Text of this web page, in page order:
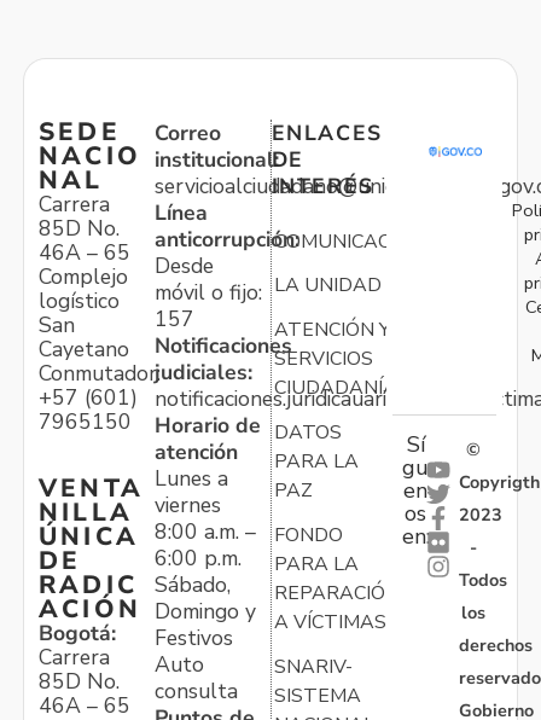
SEDE
NACIO
NAL
Carrera
85D No.
46A – 65
Complejo
logístico
San
Cayetano
Conmutador:
+57 (601)
7965150
VENTA
NILLA
ÚNICA
DE
RADIC
ACIÓN
Bogotá:
Carrera
85D No.
46A – 65
Correo
institucional:
Línea
anticorrupción:
Desde
móvil o fijo:
157
Notificaciones
judiciales:
Horario de
atención
Lunes a
viernes
8:00 a.m. –
6:00 p.m.
Sábado,
Domingo y
Festivos
Auto
consulta
ENLACES
DE
INTERÉS
COMUNICACIONES
LA UNIDAD
ATENCIÓN Y
SERVICIOS
CIUDADANÍA
DATOS
PARA LA
PAZ
FONDO
PARA LA
REPARACIÓN
A VÍCTIMAS
SNARIV-
SISTEMA
Sí
gu
en
os
en:
©
Copyrigth
2023
-
Todos
los
derechos
Gobierno